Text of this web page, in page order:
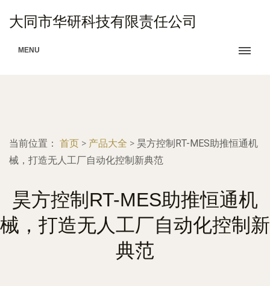
大同市华研科技有限责任公司
MENU
当前位置： 首页 > 产品大全 > 昊方控制RT-MES助推恒通机
械，打造无人工厂自动化控制新典范
昊方控制RT-MES助推恒通机
械，打造无人工厂自动化控制新
典范